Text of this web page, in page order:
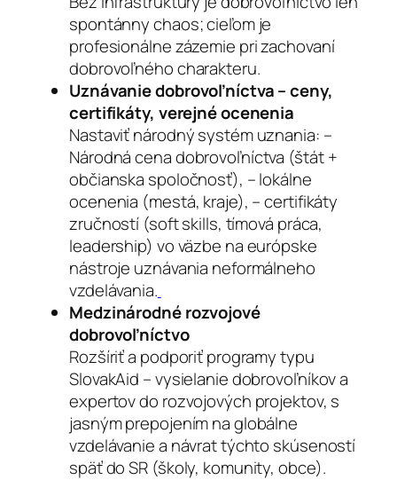
spontánny chaos; cieľom je
profesionálne zázemie pri zachovaní
dobrovoľného charakteru.
Uznávanie dobrovoľníctva – ceny,
certifikáty, verejné ocenenia
Nastaviť národný systém uznania: –
Národná cena dobrovoľníctva (štát +
občianska spoločnosť), – lokálne
ocenenia (mestá, kraje), – certifikáty
zručností (soft skills, tímová práca,
leadership) vo väzbe na európske
nástroje uznávania neformálneho
vzdelávania.
Medzinárodné rozvojové
dobrovoľníctvo
Rozšíriť a podporiť programy typu
SlovakAid – vysielanie dobrovoľníkov a
expertov do rozvojových projektov, s
jasným prepojením na globálne
vzdelávanie a návrat týchto skúseností
späť do SR (školy, komunity, obce).